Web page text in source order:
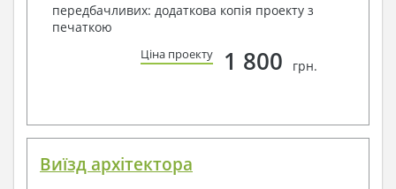
передбачливих: додаткова копія проекту з
печаткою
Ціна проекту 1 800 грн.
Виїзд архітектора